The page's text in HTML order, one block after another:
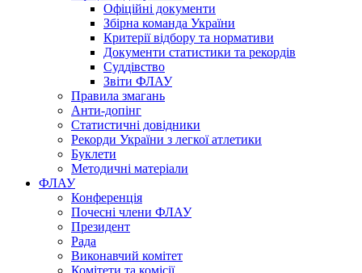
Офіційні документи
Збірна команда України
Критерії відбору та нормативи
Документи статистики та рекордів
Суддівство
Звіти ФЛАУ
Правила змагань
Анти-допінг
Статистичні довідники
Рекорди України з легкої атлетики
Буклети
Методичні матеріали
ФЛАУ
Конференція
Почесні члени ФЛАУ
Президент
Рада
Виконавчий комітет
Комітети та комісії